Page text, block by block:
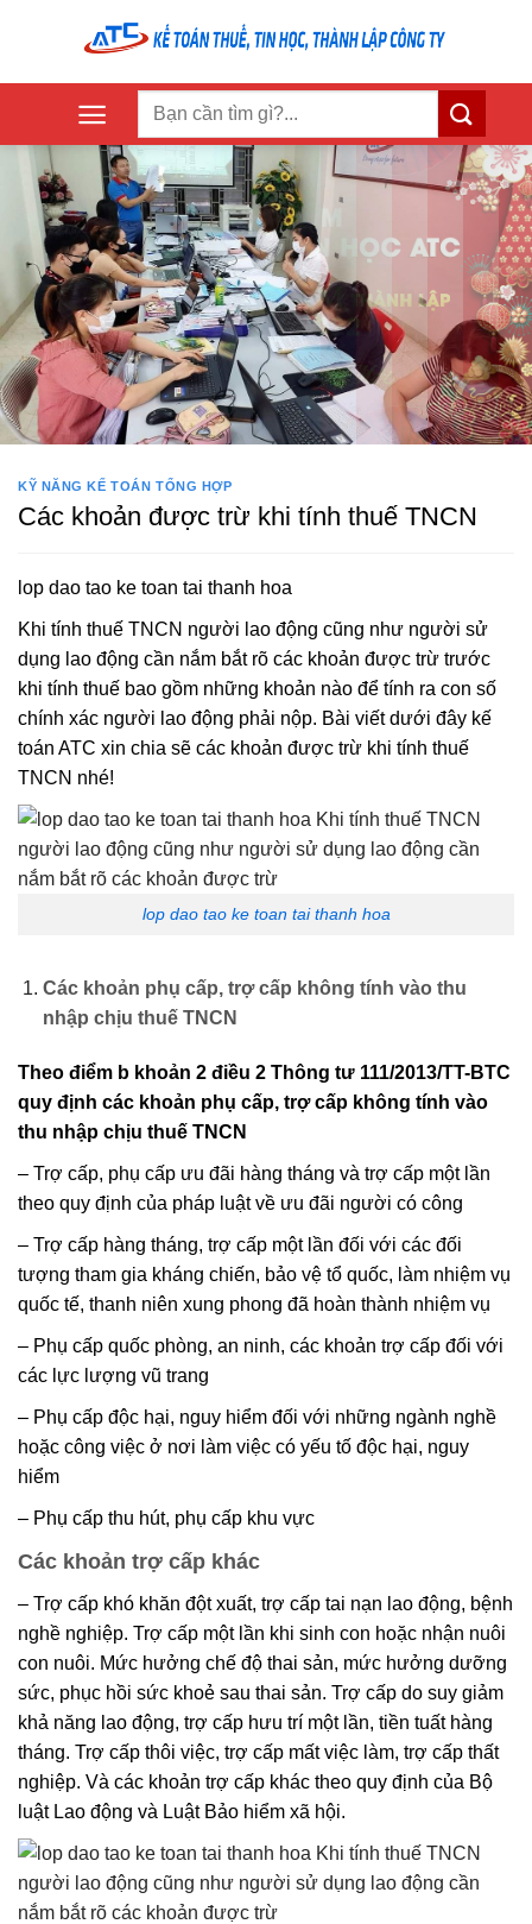
KỸ NĂNG KẾ TOÁN TỔNG HỢP
Các khoản được trừ khi tính thuế TNCN
lop dao tao ke toan tai thanh hoa
Khi tính thuế TNCN người lao động cũng như người sử
dụng lao động cần nắm bắt rõ các khoản được trừ trước
khi tính thuế bao gồm những khoản nào để tính ra con số
chính xác người lao động phải nộp. Bài viết dưới đây kế
toán ATC xin chia sẽ các khoản được trừ khi tính thuế
TNCN nhé!
lop dao tao ke toan tai thanh hoa
Các khoản phụ cấp, trợ cấp không tính vào thu
nhập chịu thuế TNCN
Theo điểm b khoản 2 điều 2 Thông tư 111/2013/TT-BTC
quy định các khoản phụ cấp, trợ cấp không tính vào
thu nhập chịu thuế TNCN
– Trợ cấp, phụ cấp ưu đãi hàng tháng và trợ cấp một lần
theo quy định của pháp luật về ưu đãi người có công
– Trợ cấp hàng tháng, trợ cấp một lần đối với các đối
tượng tham gia kháng chiến, bảo vệ tổ quốc, làm nhiệm vụ
quốc tế, thanh niên xung phong đã hoàn thành nhiệm vụ
– Phụ cấp quốc phòng, an ninh, các khoản trợ cấp đối với
các lực lượng vũ trang
– Phụ cấp độc hại, nguy hiểm đối với những ngành nghề
hoặc công việc ở nơi làm việc có yếu tố độc hại, nguy
hiểm
– Phụ cấp thu hút, phụ cấp khu vực
Các khoản trợ cấp khác
– Trợ cấp khó khăn đột xuất, trợ cấp tai nạn lao động, bệnh
nghề nghiệp. Trợ cấp một lần khi sinh con hoặc nhận nuôi
con nuôi. Mức hưởng chế độ thai sản, mức hưởng dưỡng
sức, phục hồi sức khoẻ sau thai sản. Trợ cấp do suy giảm
khả năng lao động, trợ cấp hưu trí một lần, tiền tuất hàng
tháng. Trợ cấp thôi việc, trợ cấp mất việc làm, trợ cấp thất
nghiệp. Và các khoản trợ cấp khác theo quy định của Bộ
luật Lao động và Luật Bảo hiểm xã hội.